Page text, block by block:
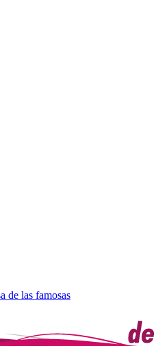
de las famosas